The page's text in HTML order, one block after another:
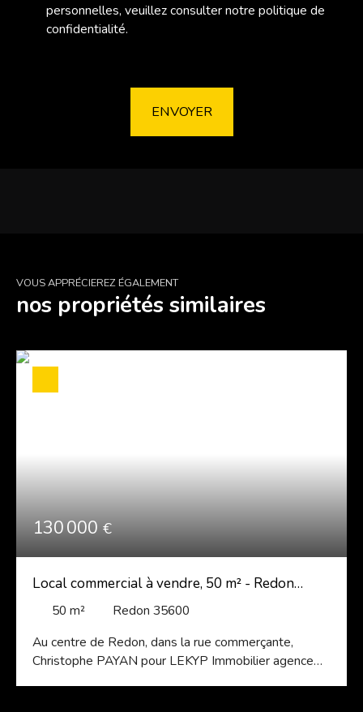
personnelles, veuillez consulter notre politique de
confidentialité.
ENVOYER
VOUS APPRÉCIEREZ ÉGALEMENT
nos propriétés similaires
130 000€
Local commercial à vendre, 50 m² - Redon
35600
50 m²
Redon 35600
Au centre de Redon, dans la rue commerçante,
Christophe PAYAN pour LEKYP Immobilier agence